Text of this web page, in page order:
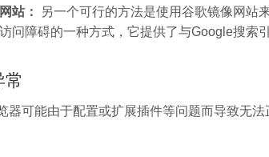
站：
另一个可行的方法是使用谷歌镜像网站
问障碍的一种方式，它提供了与Google搜索
常
器可能由于配置或扩展插件等问题而导致无法